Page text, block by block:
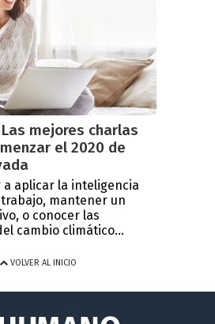
mejores charlas
el 2020 de
a aplicar la inteligencia
mantener un
o conocer las
cambio climático...
VOLVER AL INICIO